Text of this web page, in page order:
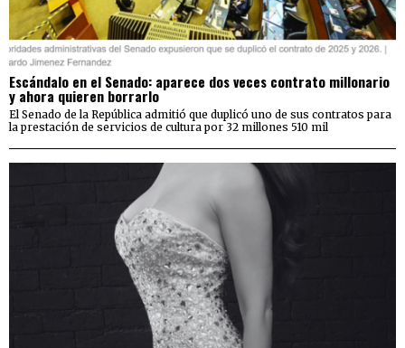
Escándalo en el Senado: aparece dos veces contrato millonario
y ahora quieren borrarlo
El Senado de la República admitió que duplicó uno de sus contratos para
la prestación de servicios de cultura por 32 millones 510 mil